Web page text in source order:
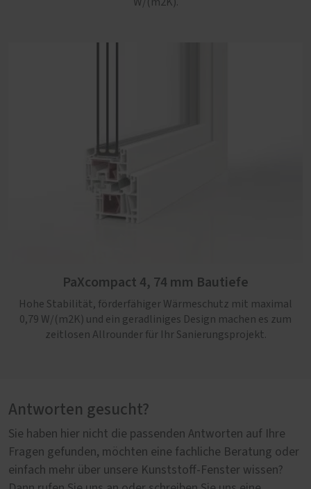
PaXcompact 4, 74 mm Bautiefe
Hohe Stabilität, förderfähiger Wärmeschutz mit maximal
0,79 W/(m2K) und ein geradliniges Design machen es zum
zeitlosen Allrounder für Ihr Sanierungsprojekt.
Antworten gesucht?
Sie haben hier nicht die passenden Antworten auf Ihre
Fragen gefunden, möchten eine fachliche Beratung oder
einfach mehr über unsere Kunststoff-Fenster wissen?